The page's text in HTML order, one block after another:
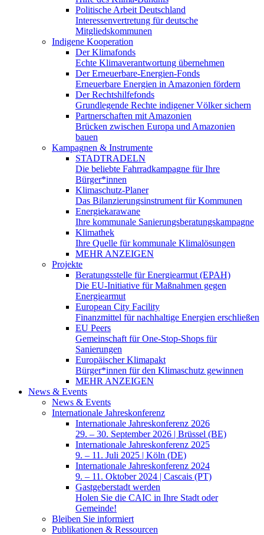
Politische Arbeit Deutschland
Interessenvertretung für deutsche
Mitgliedskommunen
Indigene Kooperation
Der Klimafonds
Echte Klimaverantwortung übernehmen
Der Erneuerbare-Energien-Fonds
Erneuerbare Energien in Amazonien fördern
Der Rechtshilfefonds
Grundlegende Rechte indigener Völker sichern
Partnerschaften mit Amazonien
Brücken zwischen Europa und Amazonien
bauen
Kampagnen & Instrumente
STADTRADELN
Die beliebte Fahrradkampagne für Ihre
Bürger*innen
Klimaschutz-Planer
Das Bilanzierungsinstrument für Kommunen
Energiekarawane
Ihre kommunale Sanierungsberatungskampagne
Klimathek
Ihre Quelle für kommunale Klimalösungen
MEHR ANZEIGEN
Projekte
Beratungsstelle für Energiearmut (EPAH)
Die EU-Initiative für Maßnahmen gegen
Energiearmut
European City Facility
Finanzmittel für nachhaltige Energien erschließen
EU Peers
Gemeinschaft für One-Stop-Shops für
Sanierungen
Europäischer Klimapakt
Bürger*innen für den Klimaschutz gewinnen
MEHR ANZEIGEN
News & Events
News & Events
Internationale Jahreskonferenz
Internationale Jahreskonferenz 2026
29. – 30. September 2026 | Brüssel (BE)
Internationale Jahreskonferenz 2025
9. – 11. Juli 2025 | Köln (DE)
Internationale Jahreskonferenz 2024
9. – 11. Oktober 2024 | Cascais (PT)
Gastgeberstadt werden
Holen Sie die CAIC in Ihre Stadt oder
Gemeinde!
Bleiben Sie informiert
Publikationen & Ressourcen